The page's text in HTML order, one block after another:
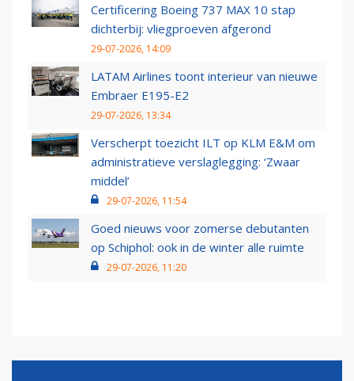
Certificering Boeing 737 MAX 10 stap
dichterbij: vliegproeven afgerond
29-07-2026, 14:09
LATAM Airlines toont interieur van nieuwe
Embraer E195-E2
29-07-2026, 13:34
Verscherpt toezicht ILT op KLM E&M om
administratieve verslaglegging: ‘Zwaar
middel’
29-07-2026, 11:54
Goed nieuws voor zomerse debutanten
op Schiphol: ook in de winter alle ruimte
29-07-2026, 11:20